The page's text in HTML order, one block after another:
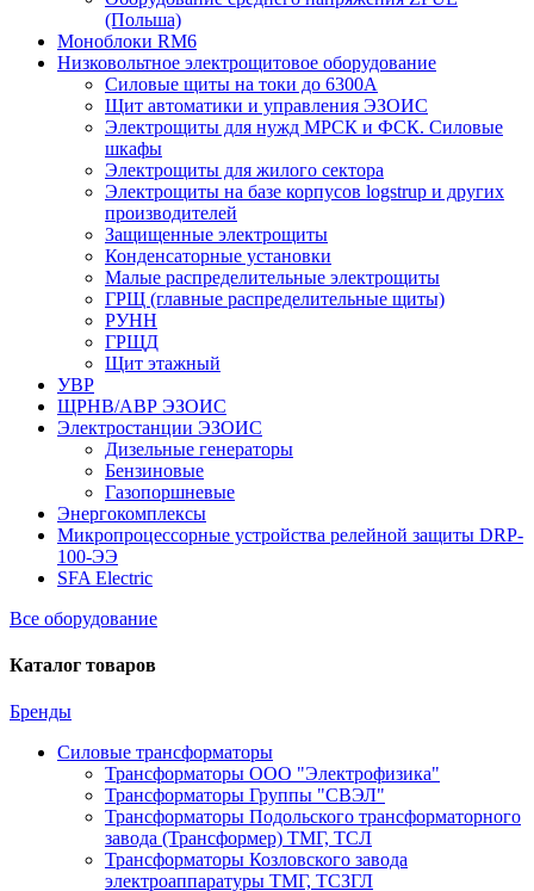
(Польша)
Моноблоки RM6
Низковольтное электрощитовое оборудование
Силовые щиты на токи до 6300А
Щит автоматики и управления ЭЗОИС
Электрощиты для нужд МРСК и ФСК. Силовые
шкафы
Электрощиты для жилого сектора
Электрощиты на базе корпусов logstrup и других
производителей
Защищенные электрощиты
Конденсаторные установки
Малые распределительные электрощиты
ГРЩ (главные распределительные щиты)
РУНН
ГРЩД
Щит этажный
УВР
ЩРНВ/АВР ЭЗОИС
Электростанции ЭЗОИС
Дизельные генераторы
Бензиновые
Газопоршневые
Энергокомплексы
Микропроцессорные устройства релейной защиты DRP-
100-ЭЭ
SFA Electric
Все оборудование
Каталог товаров
Бренды
Силовые трансформаторы
Трансформаторы ООО "Электрофизика"
Трансформаторы Группы "СВЭЛ"
Трансформаторы Подольского трансформаторного
завода (Трансформер) ТМГ, ТСЛ
Трансформаторы Козловского завода
электроаппаратуры ТМГ, ТСЗГЛ